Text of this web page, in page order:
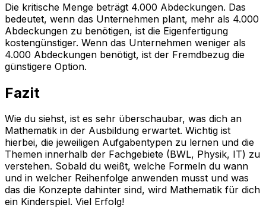
Die kritische Menge beträgt 4.000 Abdeckungen. Das
bedeutet, wenn das Unternehmen plant, mehr als 4.000
Abdeckungen zu benötigen, ist die Eigenfertigung
kostengünstiger. Wenn das Unternehmen weniger als
4.000 Abdeckungen benötigt, ist der Fremdbezug die
günstigere Option.
Fazit
Wie du siehst, ist es sehr überschaubar, was dich an
Mathematik in der Ausbildung erwartet. Wichtig ist
hierbei, die jeweiligen Aufgabentypen zu lernen und die
Themen innerhalb der Fachgebiete (BWL, Physik, IT) zu
verstehen. Sobald du weißt, welche Formeln du wann
und in welcher Reihenfolge anwenden musst und was
das die Konzepte dahinter sind, wird Mathematik für dich
ein Kinderspiel. Viel Erfolg!